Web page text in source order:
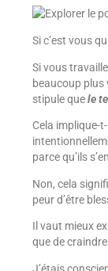
Si c’est vous
Si vous
beaucoup plus
stipule quele
Cela implique-
parce qu’ils
Non, cela
peur d’être
Il vaut mieux
que de